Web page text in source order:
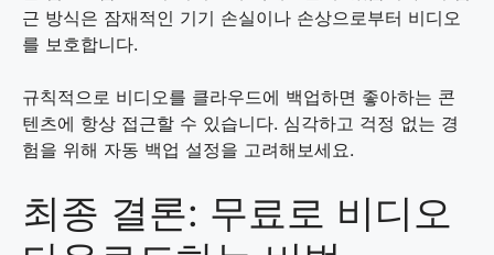
근 방식은 잠재적인 기기 손실이나 손상으로부터 비디오
를 보호합니다.
규칙적으로 비디오를 클라우드에 백업하면 좋아하는 콘
텐츠에 항상 접근할 수 있습니다. 심각하고 걱정 없는 경
험을 위해 자동 백업 설정을 고려해보세요.
최종 결론: 무료로 비디오